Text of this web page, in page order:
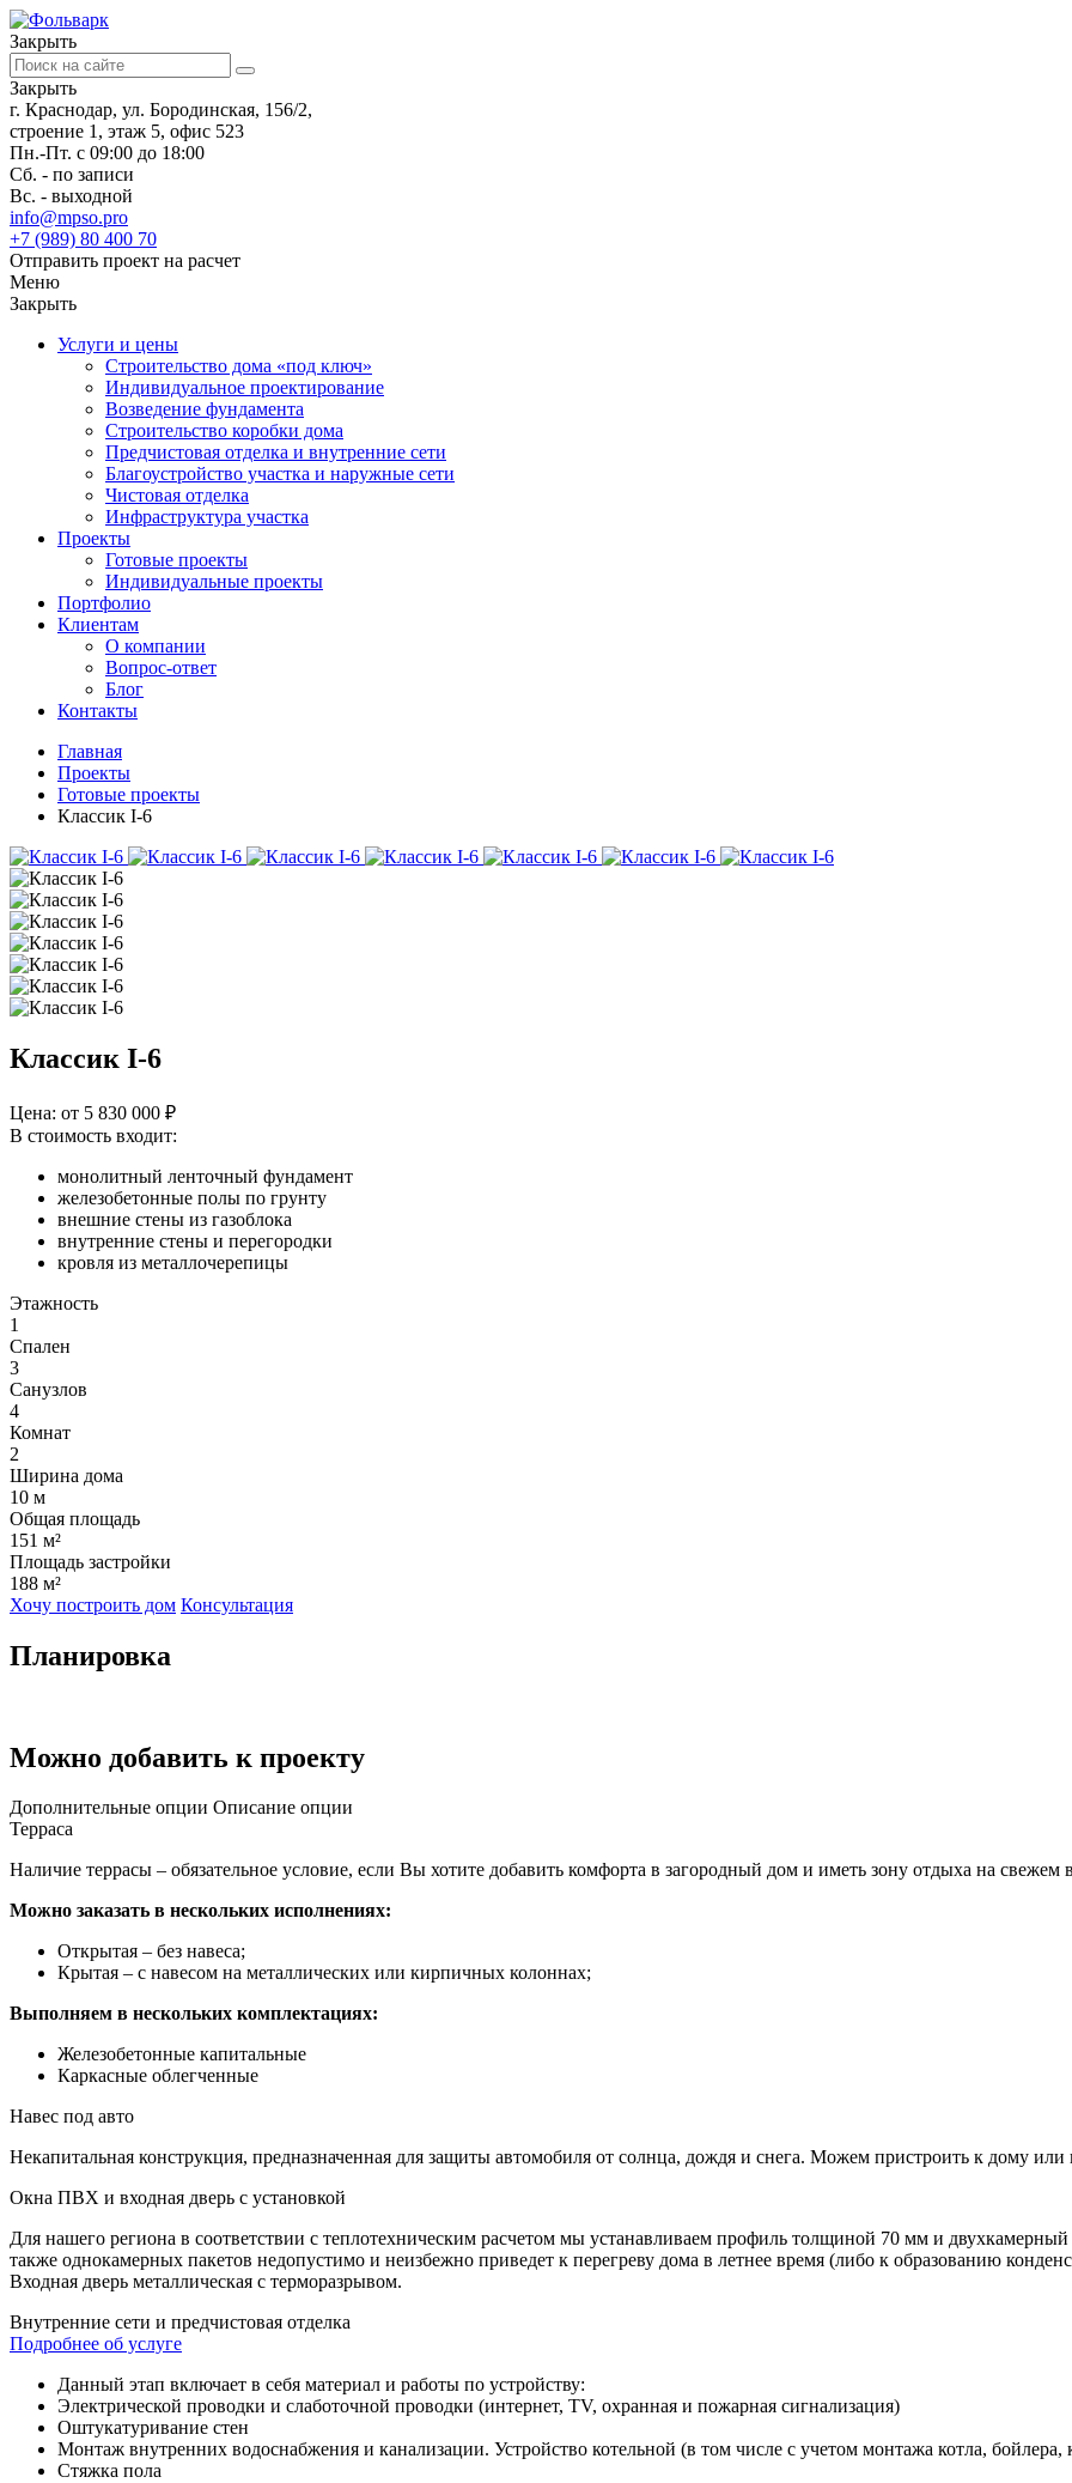
Закрыть
Закрыть
г. Краснодар, ул. Бородинская, 156/2,
строение 1, этаж 5, офис 523
Пн.-Пт. с 09:00 до 18:00
Сб. - по записи
Вс. - выходной
info@mpso.pro
+7 (989) 80 400 70
Отправить проект на расчет
Меню
Закрыть
Услуги и цены
Строительство дома «под ключ»
Индивидуальное проектирование
Возведение фундамента
Строительство коробки дома
Предчистовая отделка и внутренние сети
Благоустройство участка и наружные сети
Чистовая отделка
Инфраструктура участка
Проекты
Готовые проекты
Индивидуальные проекты
Портфолио
Клиентам
О компании
Вопрос-ответ
Блог
Контакты
Главная
Проекты
Готовые проекты
Классик I-6
Классик I-6
Цена: от 5 830 000 ₽
В стоимость входит:
монолитный ленточный фундамент
железобетонные полы по грунту
внешние стены из газоблока
внутренние стены и перегородки
кровля из металлочерепицы
Этажность
1
Спален
3
Санузлов
4
Комнат
2
Ширина дома
10 м
Общая площадь
151 м²
Площадь застройки
188 м²
Хочу построить дом Консультация
Планировка
Можно добавить к проекту
Дополнительные опции Описание опции
Терраса
Наличие террасы – обязательное условие, если Вы хотите добавить комфорта в загородный дом и иметь зону отдыха на свежем
Можно заказать в нескольких исполнениях:
Открытая – без навеса;
Крытая – с навесом на металлических или кирпичных колоннах;
Выполняем в нескольких комплектациях:
Железобетонные капитальные
Каркасные облегченные
Навес под авто
Некапитальная конструкция, предназначенная для защиты автомобиля от солнца, дождя и снега. Можем пристроить к дому
Окна ПВХ и входная дверь с установкой
Для нашего региона в соответствии с теплотехническим расчетом мы устанавливаем профиль толщиной 70 мм и
также однокамерных пакетов недопустимо и неизбежно приведет к перегреву дома в летнее время (либо к образованию
Входная дверь металлическая с терморазрывом.
Внутренние сети и предчистовая отделка
Подробнее об услуге
Данный этап включает в себя материал и работы по устройству:
Электрической проводки и слаботочной проводки (интернет, TV, охранная и пожарная сигнализация)
Оштукатуривание стен
Монтаж внутренних водоснабжения и канализации. Устройство котельной (в том числе с учетом монтажа котла,
Стяжка пола